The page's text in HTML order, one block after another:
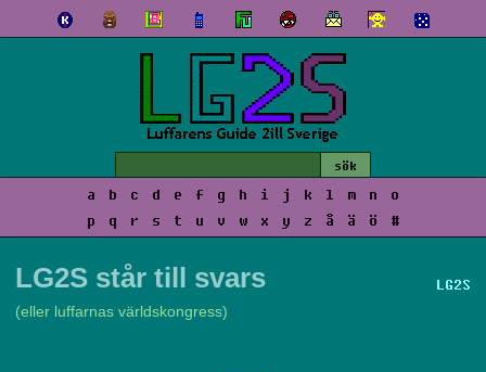
a b c d e f g h i j k l m n
o
p
q r s t u v w x y z å ä ö #
LG2S
LG2S står till svars
(eller luffarnas världskongress)